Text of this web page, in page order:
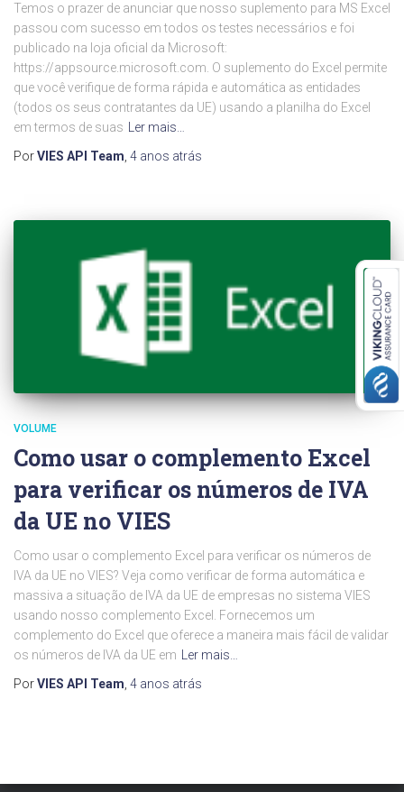
Temos o prazer de anunciar que nosso suplemento para MS Excel
passou com sucesso em todos os testes necessários e foi
publicado na loja oficial da Microsoft:
https://appsource.microsoft.com. O suplemento do Excel permite
que você verifique de forma rápida e automática as entidades
(todos os seus contratantes da UE) usando a planilha do Excel
em termos de suas
Ler mais…
PorVIES API Team 4 anos atrás
VOLUME
Como usar o complemento Excel
para verificar os números de IVA
da UE no VIES
Como usar o complemento Excel para verificar os números de
IVA da UE no VIES? Veja como verificar de forma automática e
massiva a situação de IVA da UE de empresas no sistema VIES
usando nosso complemento Excel. Fornecemos um
complemento do Excel que oferece a maneira mais fácil de validar
os números de IVA da UE em Ler mais…
PorVIES API Team, 4 anos atrás